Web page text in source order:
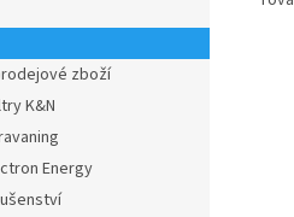
zboží
K&N
Energy